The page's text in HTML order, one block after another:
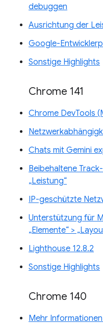
debuggen
Ausrichtung der
Google-
Sonstige Highlights
Chrome 141
Chrome DevTools
Chats mit Gemini
Beibehaltene
„Leistung“
IP-geschützte
Unterstützung für
„Elemente“ >
Lighthouse 12.8.2
Sonstige Highlights
Chrome 140
Mehr